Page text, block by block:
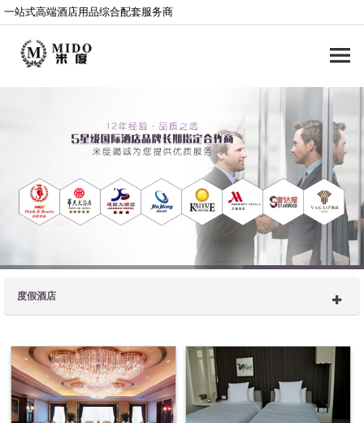
一站式高端酒店用品综合配套服务商
度假酒店